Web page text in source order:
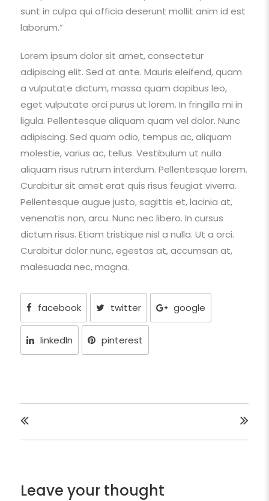
sunt in culpa qui officia deserunt mollit anim id est
laborum.”
Lorem ipsum dolor sit amet, consectetur
adipiscing elit. Sed at ante. Mauris eleifend, quam
a vulputate dictum, massa quam dapibus leo,
eget vulputate orci purus ut lorem. In fringilla mi in
ligula. Pellentesque aliquam quam vel dolor. Nunc
adipiscing. Sed quam odio, tempus ac, aliquam
molestie, varius ac, tellus. Vestibulum ut nulla
aliquam risus rutrum interdum. Pellentesque lorem.
Curabitur sit amet erat quis risus feugiat viverra.
Pellentesque augue justo, sagittis et, lacinia at,
venenatis non, arcu. Nunc nec libero. In cursus
dictum risus. Etiam tristique nisl a nulla. Ut a orci.
Curabitur dolor nunc, egestas at, accumsan at,
malesuada nec, magna.
facebook twitter google
linkedln pinterest
Leave your thought